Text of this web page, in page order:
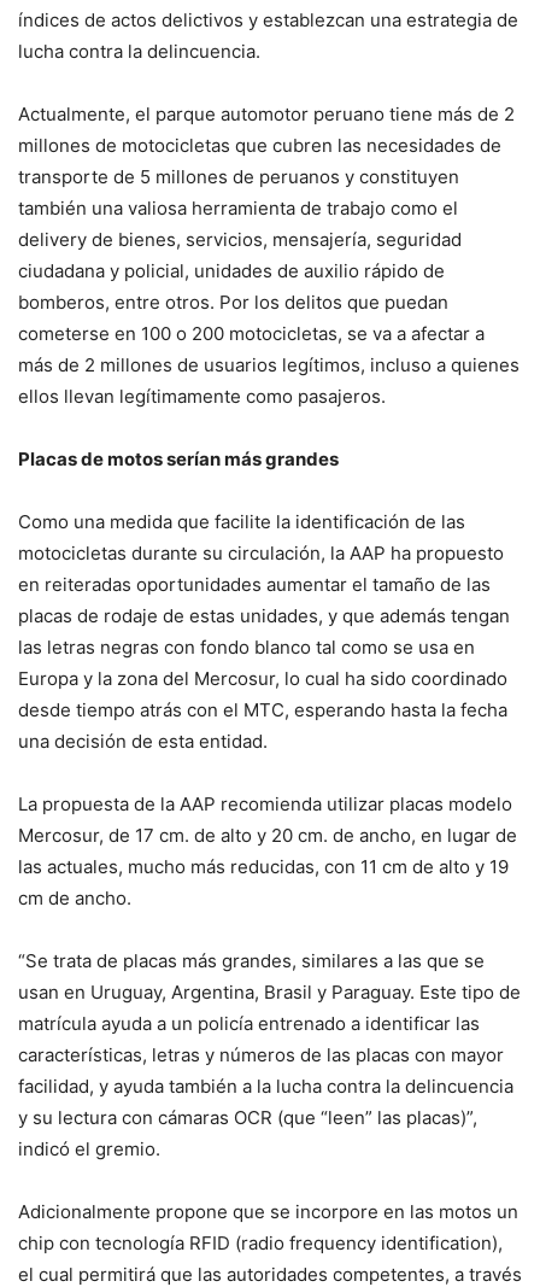
índices de actos delictivos y establezcan una estrategia de
lucha contra la delincuencia.
Actualmente, el parque automotor peruano tiene más de 2
millones de motocicletas que cubren las necesidades de
transporte de 5 millones de peruanos y constituyen
también una valiosa herramienta de trabajo como el
delivery de bienes, servicios, mensajería, seguridad
ciudadana y policial, unidades de auxilio rápido de
bomberos, entre otros. Por los delitos que puedan
cometerse en 100 o 200 motocicletas, se va a afectar a
más de 2 millones de usuarios legítimos, incluso a quienes
ellos llevan legítimamente como pasajeros.
Placas de motos serían más grandes
Como una medida que facilite la identificación de las
motocicletas durante su circulación, la AAP ha propuesto
en reiteradas oportunidades aumentar el tamaño de las
placas de rodaje de estas unidades, y que además tengan
las letras negras con fondo blanco tal como se usa en
Europa y la zona del Mercosur, lo cual ha sido coordinado
desde tiempo atrás con el MTC, esperando hasta la fecha
una decisión de esta entidad.
La propuesta de la AAP recomienda utilizar placas modelo
Mercosur, de 17 cm. de alto y 20 cm. de ancho, en lugar de
las actuales, mucho más reducidas, con 11 cm de alto y 19
cm de ancho.
“Se trata de placas más grandes, similares a las que se
usan en Uruguay, Argentina, Brasil y Paraguay. Este tipo de
matrícula ayuda a un policía entrenado a identificar las
características, letras y números de las placas con mayor
facilidad, y ayuda también a la lucha contra la delincuencia
y su lectura con cámaras OCR (que “leen” las placas)”,
indicó el gremio.
Adicionalmente propone que se incorpore en las motos un
chip con tecnología RFID (radio frequency identification),
el cual permitirá que las autoridades competentes, a través